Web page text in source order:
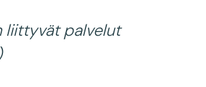
liittyvät palvelut